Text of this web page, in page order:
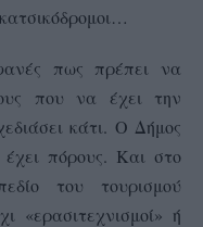
πως πρέπει να
που να έχει την
κάτι. Ο Δήμος
πόρους. Και στο
του τουρισμού
«ερασιτεχνισμοί» ή